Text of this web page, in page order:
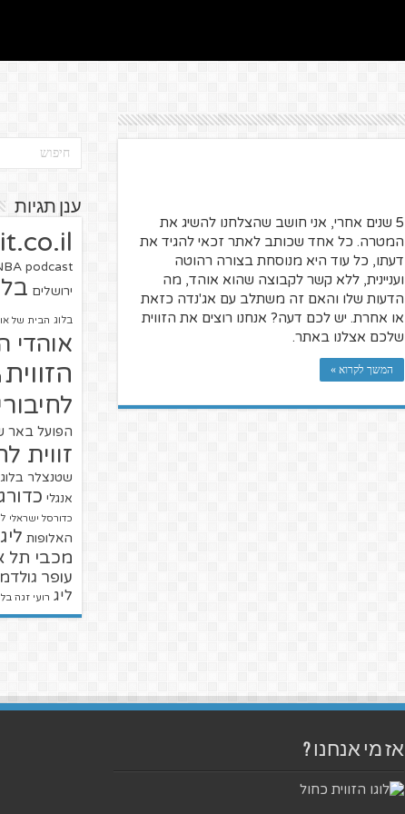
5 שנים אחרי, אני חושב שהצלחנו להשיג את
המטרה. כל אחד שכותב לאתר זכאי להגיד את
דעתו, כל עוד היא מנוסחת בצורה רהוטה
ועניינית, ללא קשר לקבוצה שהוא אוהד, מה
הדעות שלו והאם זה משתלב עם אג'נדה כזאת
או אחרת. יש לכם דעה? אנחנו רוצים את הזווית
שלכם אצלנו באתר.
המשך לקרוא »
ענן תגיות
podcast
ירושלים
בלוג הבית של
אוהדי
הזווית
הפועל באר
זווית
שטנצלר בלוג
אנגלי
כדורסל ישראלי
האלופות
מכבי תל
עופר
ליג רועי זגה
אז מי אנחנו ?